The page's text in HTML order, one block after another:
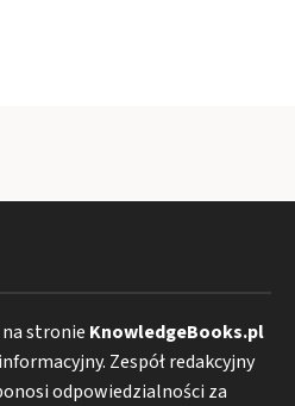
stronie KnowledgeBooks.pl
Zespół redakcyjny
odpowiedzialności za